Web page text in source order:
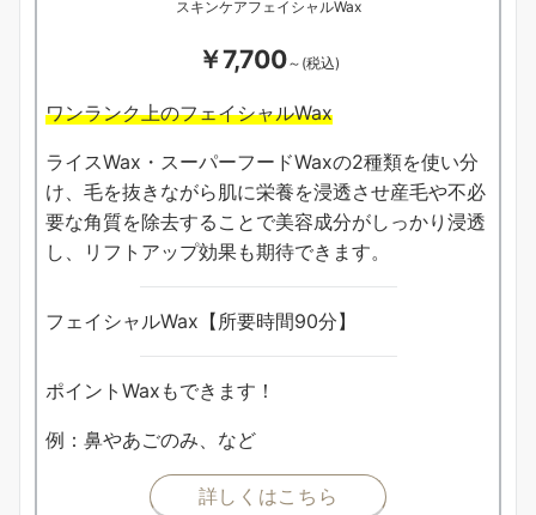
スキンケアフェイシャルWax
￥7,700～(税込)
ワンランク上のフェイシャルWax
ライスWax・スーパーフードWaxの2種類を使い分
け、毛を抜きながら肌に栄養を浸透させ産毛や不必
要な角質を除去することで美容成分がしっかり浸透
し、リフトアップ効果も期待できます。
フェイシャルWax【所要時間90分】
ポイントWaxもできます！
例：鼻やあごのみ、など
詳しくはこちら